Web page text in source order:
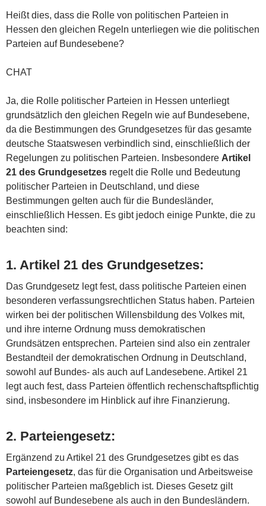
Heißt dies, dass die Rolle von politischen Parteien in
Hessen den gleichen Regeln unterliegen wie die politischen
Parteien auf Bundesebene?
CHAT
Ja, die Rolle politischer Parteien in Hessen unterliegt
grundsätzlich den gleichen Regeln wie auf Bundesebene,
da die Bestimmungen des Grundgesetzes für das gesamte
deutsche Staatswesen verbindlich sind, einschließlich der
Regelungen zu politischen Parteien. Insbesondere Artikel
21 des Grundgesetzes regelt die Rolle und Bedeutung
politischer Parteien in Deutschland, und diese
Bestimmungen gelten auch für die Bundesländer,
einschließlich Hessen. Es gibt jedoch einige Punkte, die zu
beachten sind:
1. Artikel 21 des Grundgesetzes:
Das Grundgesetz legt fest, dass politische Parteien einen
besonderen verfassungsrechtlichen Status haben. Parteien
wirken bei der politischen Willensbildung des Volkes mit,
und ihre interne Ordnung muss demokratischen
Grundsätzen entsprechen. Parteien sind also ein zentraler
Bestandteil der demokratischen Ordnung in Deutschland,
sowohl auf Bundes- als auch auf Landesebene. Artikel 21
legt auch fest, dass Parteien öffentlich rechenschaftspflichtig
sind, insbesondere im Hinblick auf ihre Finanzierung.
2. Parteiengesetz:
Ergänzend zu Artikel 21 des Grundgesetzes gibt es das
Parteiengesetz, das für die Organisation und Arbeitsweise
politischer Parteien maßgeblich ist. Dieses Gesetz gilt
sowohl auf Bundesebene als auch in den Bundesländern.